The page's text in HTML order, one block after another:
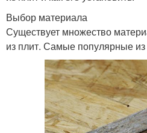
Выбор материала
Существует множество
из плит. Самые популярные из